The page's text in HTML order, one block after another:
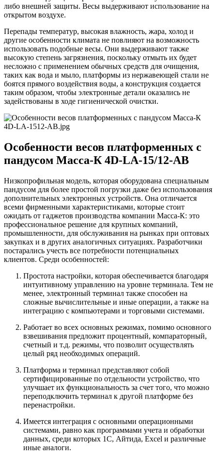
либо внешней защиты. Весы выдерживают использование на
открытом воздухе.
Перепады температур, высокая влажность, жара, холод и
другие особенности климата не повлияют на возможность
использовать подобные весы. Они выдерживают также
высокую степень загрязнения, поскольку отмыть их будет
несложно с применением обычных средств для очищения,
таких как вода и мыло, платформы из нержавеющей стали не
боятся прямого воздействия воды, а конструкция создается
таким образом, чтобы электронные детали оказались не
задействованы в ходе гигиенической очистки.
Особенности весов платформенных с
пандусом Масса-К 4D-LA-15/12-AB
Низкопрофильная модель, которая оборудована специальным
пандусом для более простой погрузки даже без использования
дополнительных электронных устройств. Она отличается
всеми фирменными характеристиками, которые стоит
ожидать от гаджетов производства компании Масса-К: это
профессиональное решение для крупных компаний,
промышленности, для обслуживания на рынках при оптовых
закупках и в других аналогичных ситуациях. Разработчики
постарались учесть все потребности потенциальных
клиентов. Среди особенностей:
Простота настройки, которая обеспечивается благодаря
интуитивному управлению на уровне терминала. Тем не
менее, электронный терминал также способен на
сложные вычислительные и иные операции, а также на
интеграцию с компьютерами и торговыми системами.
Работает во всех основных режимах, помимо основного
взвешивания предложит процентный, компараторный,
счетный и т.д. режимы, что позволит осуществлять
целый ряд необходимых операций.
Платформа и терминал представляют собой
сертифицированные по отдельности устройство, что
улучшает их функциональность за счет того, что можно
переподключить терминал к другой платформе без
перенастройки.
Имеется интеграция с основными операционными
системами, равно как программами учета и обработки
данных, среди которых 1С, Айтида, Excel и различные
иные аналоги.